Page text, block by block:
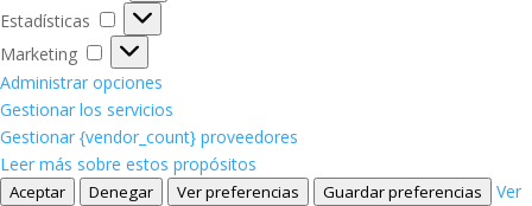
Estadísticas
Estadísticas
Marketing
Marketing
Administrar opciones
Gestionar los servicios
Gestionar {vendor_count} proveedores
Leer más sobre estos propósitos
Aceptar Denegar Ver preferencias Guardar preferencias
Ver